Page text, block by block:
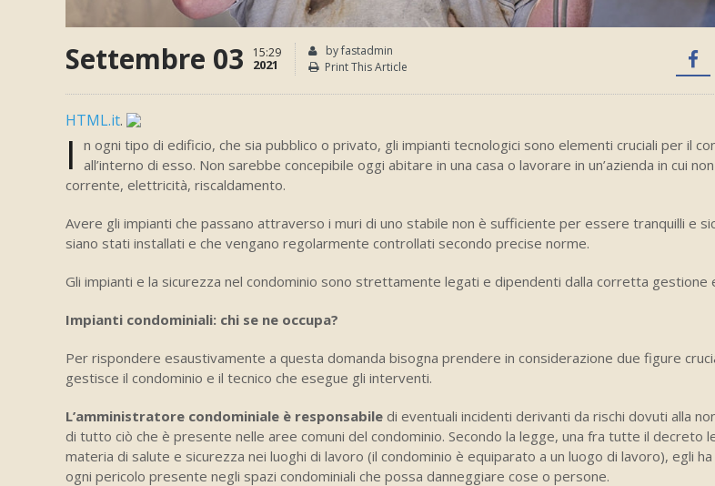
Settembre 03 15:29
2021
by fastadmin
Print This Article
HTML.it.
I n ogni tipo di edificio, che sia pubblico o privato, gli impianti tecnologici sono elementi cruciali per il
all’interno di esso. Non sarebbe concepibile oggi abitare in una casa o lavorare in un’azienda in cui
corrente, elettricità, riscaldamento.
Avere gli impianti che passano attraverso i muri di uno stabile non è sufficiente per essere tranquilli e
siano stati installati e che vengano regolarmente controllati secondo precise norme.
Gli impianti e la sicurezza nel condominio sono strettamente legati e dipendenti dalla corretta gestione
Impianti condominiali: chi se ne occupa?
Per rispondere esaustivamente a questa domanda bisogna prendere in considerazione due figure
gestisce il condominio e il tecnico che esegue gli interventi.
L’amministratore condominiale è responsabile di eventuali incidenti derivanti da rischi dovuti alla
di tutto ciò che è presente nelle aree comuni del condominio. Secondo la legge, una fra tutte il decreto
materia di salute e sicurezza nei luoghi di lavoro (il condominio è equiparato a un luogo di lavoro), egli
ogni pericolo presente negli spazi condominiali che possa danneggiare cose o persone.